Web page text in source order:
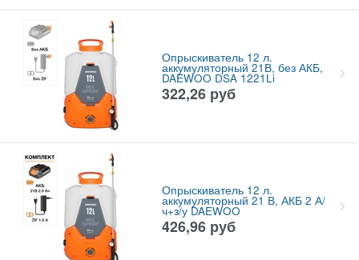
Опрыскиватель 12 л.
аккумуляторный 21В, без АКБ,
DAEWOO DSA 1221Li
322,26 руб
Опрыскиватель 12 л.
аккумуляторный 21 В, АКБ 2 А/
ч+з/у DAEWOO
426,96 руб